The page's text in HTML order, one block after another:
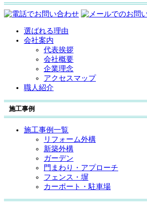
選ばれる理由
会社案内
代表挨拶
会社概要
企業理念
アクセスマップ
職人紹介
施工事例
施工事例一覧
リフォーム外構
新築外構
ガーデン
門まわり・アプローチ
フェンス・塀
カーポート・駐車場